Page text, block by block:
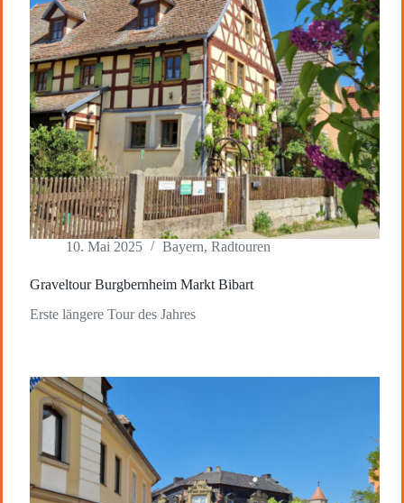
10. Mai 2025 Bayern, Radtouren
Graveltour Burgbernheim Markt Bibart
Erste längere Tour des Jahres